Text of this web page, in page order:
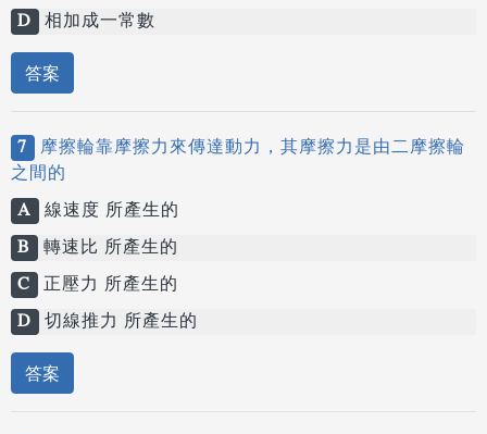
D 相加成一常數
答案
7 摩擦輪靠摩擦力來傳達動力，其摩擦力是由二摩擦輪
之間的
A 線速度 所產生的
B 轉速比 所產生的
C 正壓力 所產生的
D 切線推力 所產生的
答案